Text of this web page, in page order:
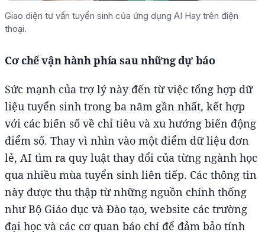
Giao diện tư vấn tuyển sinh của ứng dụng AI Hay trên điện
thoại.
Cơ chế vận hành phía sau những dự báo
Sức mạnh của trợ lý này đến từ việc tổng hợp dữ
liệu tuyển sinh trong ba năm gần nhất, kết hợp
với các biến số về chỉ tiêu và xu hướng biến động
điểm số. Thay vì nhìn vào một điểm dữ liệu đơn
lẻ, AI tìm ra quy luật thay đổi của từng ngành học
qua nhiều mùa tuyển sinh liên tiếp. Các thông tin
này được thu thập từ những nguồn chính thống
như Bộ Giáo dục và Đào tạo, website các trường
đại học và các cơ quan báo chí để đảm bảo tính